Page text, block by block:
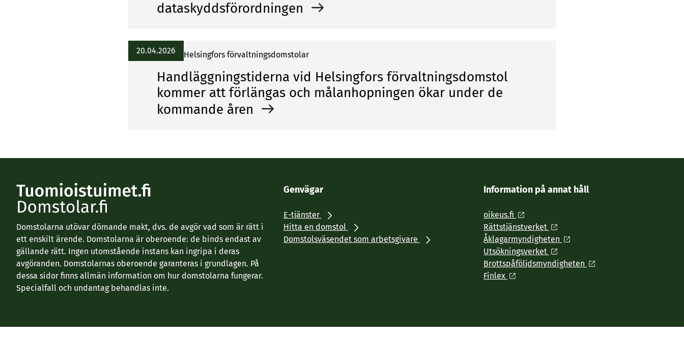
dataskyddsförordningen
20.04.2026 Helsingfors förvaltningsdomstolar
Handläggningstiderna vid Helsingfors förvaltningsdomstol
kommer att förlängas och målanhopningen ökar under de
kommande åren
Domstolarna utövar dömande makt, dvs. de avgör vad som är rätt i
ett enskilt ärende. Domstolarna är oberoende: de binds endast av
gällande rätt. Ingen utomstående instans kan ingripa i deras
avgöranden. Domstolarnas oberoende garanteras i grundlagen. På
dessa sidor finns allmän information om hur domstolarna fungerar.
Specialfall och undantag behandlas inte.
Genvägar
E-tjänster
Hitta en domstol
Domstolsväsendet som arbetsgivare
Information på annat håll
oikeus.fi
Rättstjänstverket
Åklagarmyndigheten
Utsökningsverket
Brottspåföljdsmyndigheten
Finlex